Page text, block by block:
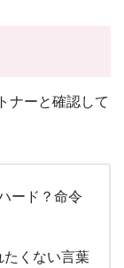
ナーと確認して
ード？命令
くない言葉